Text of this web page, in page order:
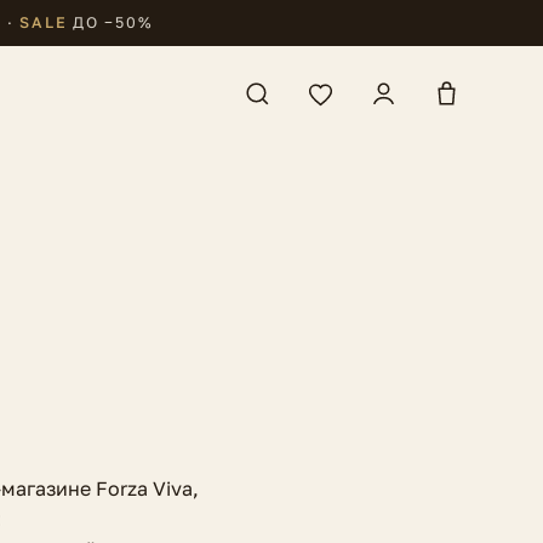
· SALE ДО −50%
Forza Viva,